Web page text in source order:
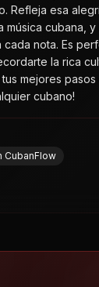
Refleja esa
música cubana,
nota. Es
la rica
mejores pasos
cubano!
CubanFlow